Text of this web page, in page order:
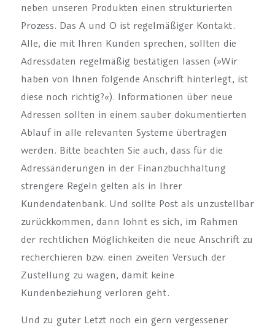
neben unseren Produkten einen strukturierten
Prozess. Das A und O ist regelmäßiger Kontakt.
Alle, die mit Ihren Kunden sprechen, sollten die
Adressdaten regelmäßig bestätigen lassen (»Wir
haben von Ihnen folgende Anschrift hinterlegt, ist
diese noch richtig?«). Informationen über neue
Adressen sollten in einem sauber dokumentierten
Ablauf in alle relevanten Systeme übertragen
werden. Bitte beachten Sie auch, dass für die
Adressänderungen in der Finanzbuchhaltung
strengere Regeln gelten als in Ihrer
Kundendatenbank. Und sollte Post als unzustellbar
zurückkommen, dann lohnt es sich, im Rahmen
der rechtlichen Möglichkeiten die neue Anschrift zu
recherchieren bzw. einen zweiten Versuch der
Zustellung zu wagen, damit keine
Kundenbeziehung verloren geht.
Und zu guter Letzt noch ein gern vergessener